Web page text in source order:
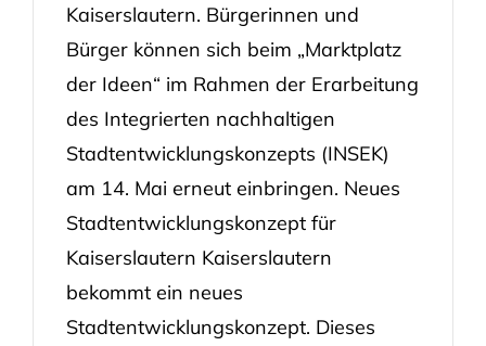
Kaiserslautern. Bürgerinnen und
Bürger können sich beim „Marktplatz
der Ideen“ im Rahmen der Erarbeitung
des Integrierten nachhaltigen
Stadtentwicklungskonzepts (INSEK)
am 14. Mai erneut einbringen. Neues
Stadtentwicklungskonzept für
Kaiserslautern Kaiserslautern
bekommt ein neues
Stadtentwicklungskonzept. Dieses